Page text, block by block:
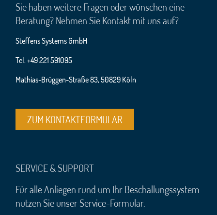
Sie haben weitere Fragen oder wünschen eine
Beratung? Nehmen Sie Kontakt mit uns auf?
Steffens Systems GmbH
Tel. +49 221 591095
Mathias-Brüggen-Straße 83, 50829 Köln
ZUM KONTAKTFORMULAR
SERVICE & SUPPORT
Für alle Anliegen rund um Ihr Beschallungssystem
nutzen Sie unser Service-Formular.